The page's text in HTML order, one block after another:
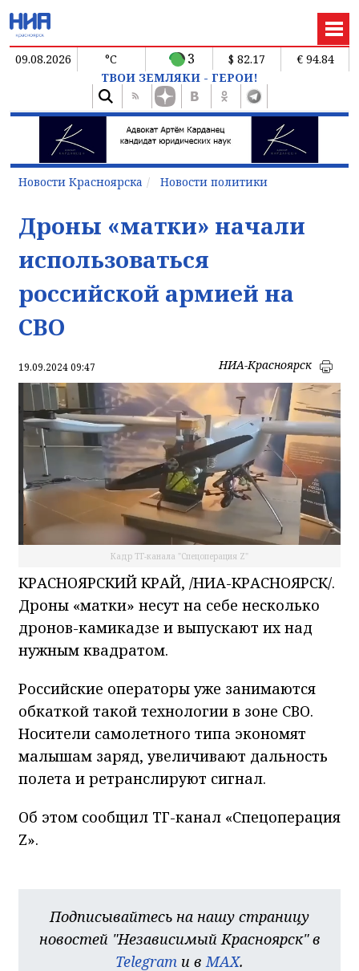
09.08.2026 °C 3 $ 82.17
€ 94.84
ТВОИ ЗЕМЛЯКИ - ГЕРОИ!
Новости Красноярска Новости политики
Дроны «матки» начали
использоваться
российской армией на
СВО
19.09.2024 09:47 НИА-Красноярск
Кадр ТГ-канала "Спецоперация Z"
КРАСНОЯРСКИЙ КРАЙ, /НИА-КРАСНОЯРСК/.
Дроны «матки» несут на себе несколько
дронов-камикадзе и выпускают их над
нужным квадратом.
Российские операторы уже занимаются
обкаткой такой технологии в зоне СВО.
Носители самолетного типа экономят
малышам заряд, увеличивают дальность
полета и ретранслируют сигнал.
Об этом сообщил ТГ-канал «Спецоперация
Z».
Подписывайтесь на нашу страницу
новостей "Независимый Красноярск" в
Telegram и вMAX.